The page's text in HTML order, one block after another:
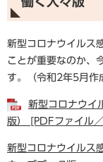
新型コロナウイルス
ことが重要なのか、
す。（令和2年5月作
新型コロナウイ
版） [PDFファイル
新型コロナウイルス